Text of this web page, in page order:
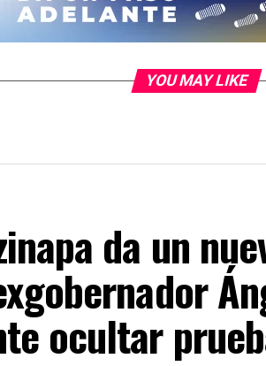
YOU MAY LIKE
da un
ocultar